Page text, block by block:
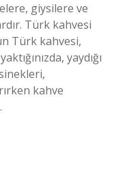
giysilere ve
Türk kahvesi
Türk kahvesi,
yaydığı
kahve